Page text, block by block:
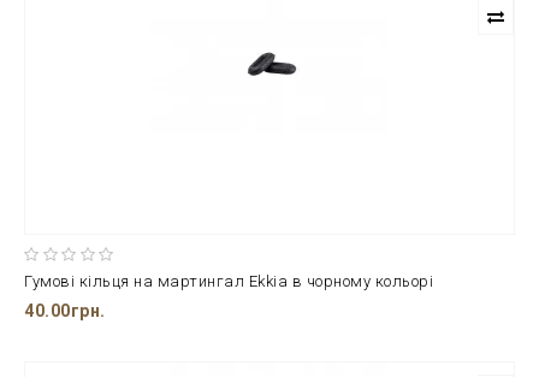
Гумові кільця на мартингал Ekkia в чорному кольорі
40.00грн.